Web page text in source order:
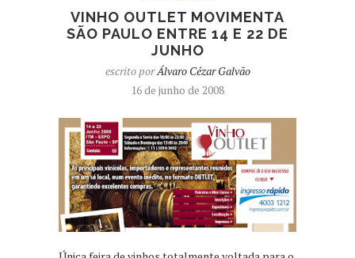
VINHO OUTLET MOVIMENTA
SÃO PAULO ENTRE 14 E 22 DE
JUNHO
escrito porÁlvaro Cézar Galvão
16 de junho de 2008